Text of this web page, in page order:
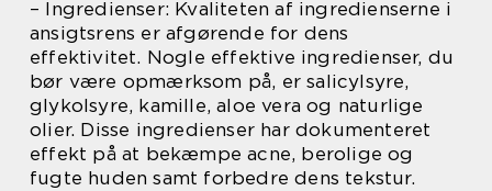
– Ingredienser: Kvaliteten af ingredienserne i
ansigtsrens er afgørende for dens
effektivitet. Nogle effektive ingredienser, du
bør være opmærksom på, er salicylsyre,
glykolsyre, kamille, aloe vera og naturlige
olier. Disse ingredienser har dokumenteret
effekt på at bekæmpe acne, berolige og
fugte huden samt forbedre dens tekstur.